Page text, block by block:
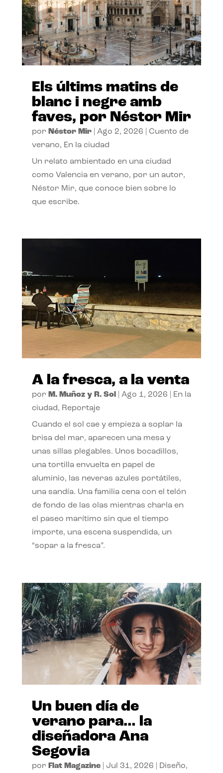
Els últims matins de
blanc i negre amb
faves, por Néstor Mir
por Néstor Mir| Ago 2, 2026
Cuento de
verano, En la ciudad
Un relato ambientado en una ciudad
como Valencia en verano, por un autor,
Néstor Mir, que conoce bien sobre lo
que escribe.
A la fresca, a la venta
por M. Muñoz y R. Sol| Ago 1, 2026
En la
ciudad, Reportaje
Cuando el sol cae y empieza a soplar la
brisa del mar, aparecen una mesa y
unas sillas plegables. Unos bocadillos,
una tortilla envuelta en papel de
aluminio, las neveras azules portátiles,
una sandía. Una familia cena con el telón
de fondo de las olas mientras charla en
el paseo marítimo sin que el tiempo
importe, una escena suspendida, un
“sopar a la fresca”.
Un buen día de
verano para… la
diseñadora Ana
Segovia
por Flat Magazine| Jul 31, 2026 Diseño,